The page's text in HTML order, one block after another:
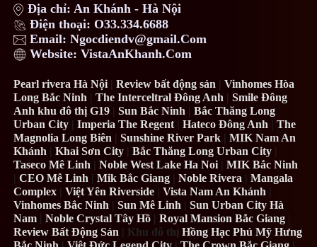
Địa chỉ: An Khánh - Hà Nội
Điện thoại: O33.334.6688
Email: Ngocdiendv@gmail.Com
Website: VistaAnKhanh.Com
Pearl rivera Hà Nội|Review bất động sản |Vinhomes Hòa
Long Bắc Ninh |The Interceltral Đông Anh |Smile Đông
Anh khu đô thị G19 |Sun Bắc Ninh |Bắc Thăng Long
Urban City |Imperia The Regent|Hateco Đông Anh |The
Magnolia Long Biên |Sunshine River Park |MIK Nam An
Khánh |Khai Sơn City |Bắc Thăng Long Urban City |
Taseco Mê Linh |Noble West Lake Ha Noi| MIK Bắc Ninh
|CEO Mê Linh |Mik Bắc Giang |Noble Rivera |Mangala
Complex |Việt Yên Riverside |Vista Nam An Khánh |
Vinhomes Bắc Ninh |Sun Mê Linh |Sun Urban City Hà
Nam | Noble Crystal Tây Hồ |Royal Mansion Bắc Giang |
Review Bất Động Sản | Khu đô thịHồng Hạc Phú Mỹ Hưng